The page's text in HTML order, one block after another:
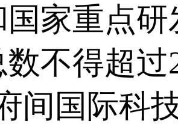
国家重点
不得超
间国际科